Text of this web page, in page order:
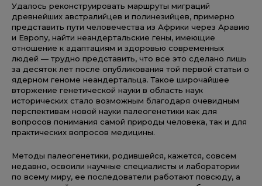
Удалось реконструировать маршруты миграций
древнейших австралийцев и полинезийцев, примерно
представить пути человечества из Африки через Аравию
и Европу, найти неандертальские гены, имеющие
отношение к адаптациям и здоровью современных
людей — трудно представить, что все это сделано лишь
за десяток лет после опубликования той первой статьи о
ядерном геноме неандертальца. Такое широчайшее
вторжение генетической науки в область наук
исторических стало возможным благодаря очевидным
перспективам новой науки палеогенетики как для
вопросов понимания самой природы человека, так и для
практических вопросов медицины.
Методы палеогенетики, родившейся, кажется, совсем
недавно, освоили научные специалисты и лаборатории
по всему миру, ее последователи работают повсюду, а